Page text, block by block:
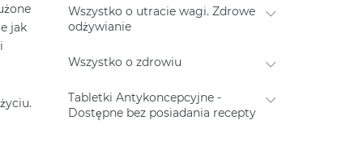
jak
Wszystko o utracie wagi. Zdrowe
odżywianie
Wszystko o zdrowiu
Tabletki Antykoncepcyjne -
Dostępne bez posiadania recepty